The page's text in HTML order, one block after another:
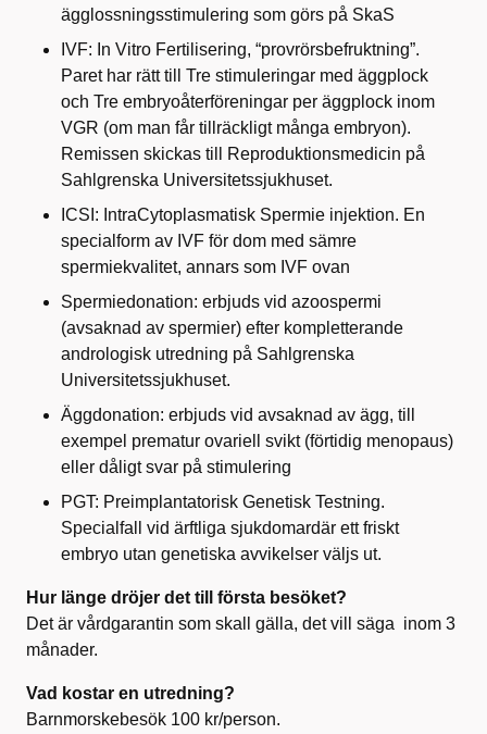
ägglossningsstimulering som görs på SkaS
IVF: In Vitro Fertilisering, “provrörsbefruktning”.
Paret har rätt till Tre stimuleringar med äggplock
och Tre embryoåterföreningar per äggplock inom
VGR (om man får tillräckligt många embryon).
Remissen skickas till Reproduktionsmedicin på
Sahlgrenska Universitetssjukhuset.
ICSI: IntraCytoplasmatisk Spermie injektion. En
specialform av IVF för dom med sämre
spermiekvalitet, annars som IVF ovan
Spermiedonation: erbjuds vid azoospermi
(avsaknad av spermier) efter kompletterande
andrologisk utredning på Sahlgrenska
Universitetssjukhuset.
Äggdonation: erbjuds vid avsaknad av ägg, till
exempel prematur ovariell svikt (förtidig menopaus)
eller dåligt svar på stimulering
PGT: Preimplantatorisk Genetisk Testning.
Specialfall vid ärftliga sjukdomardär ett friskt
embryo utan genetiska avvikelser väljs ut.
Hur länge dröjer det till första besöket?
Det är vårdgarantin som skall gälla, det vill säga inom 3
månader.
Vad kostar en utredning?
Barnmorskebesök 100 kr/person.